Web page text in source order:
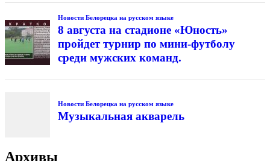
Новости Белорецка на русском языке
8 августа на стадионе «Юность»
пройдет турнир по мини-футболу
среди мужских команд.
Новости Белорецка на русском языке
Музыкальная акварель
Архивы